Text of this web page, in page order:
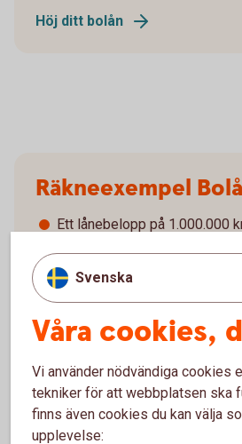
Höj ditt bolån
Räkneexempel
Ett lånebelopp på 1.000.000
2026-05-29), med rak
återbetalningstid på 50 år ger
3,97%.
Första månadsbetalningen
är 4.908 kronor. Sista
Totalt belopp att betala om
under lånets löptid är
Antalet avbetalningar är 600
Svenska
Våra cookies,
Vi använder nödvändiga cookies
tekniker för att webbplatsen ska
finns även cookies du kan välja
upplevelse: